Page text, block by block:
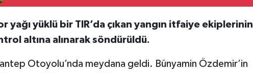
yağı yüklü bir TIR’da çıkan yangın itfaiye ekiplerinin
altına alınarak söndürüldü.
Otoyolu’nda meydana geldi. Bünyamin Özdemir’in